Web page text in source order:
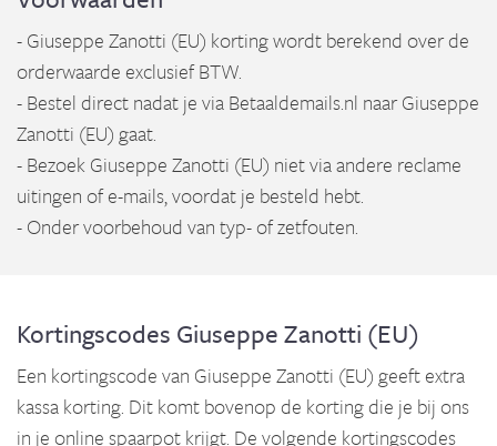
- Giuseppe Zanotti (EU) korting wordt berekend over de
orderwaarde exclusief BTW.
- Bestel direct nadat je via Betaaldemails.nl naar Giuseppe
Zanotti (EU) gaat.
- Bezoek Giuseppe Zanotti (EU) niet via andere reclame
uitingen of e-mails, voordat je besteld hebt.
- Onder voorbehoud van typ- of zetfouten.
Kortingscodes Giuseppe Zanotti (EU)
Een kortingscode van Giuseppe Zanotti (EU) geeft extra
kassa korting. Dit komt bovenop de korting die je bij ons
in je online spaarpot krijgt. De volgende kortingscodes